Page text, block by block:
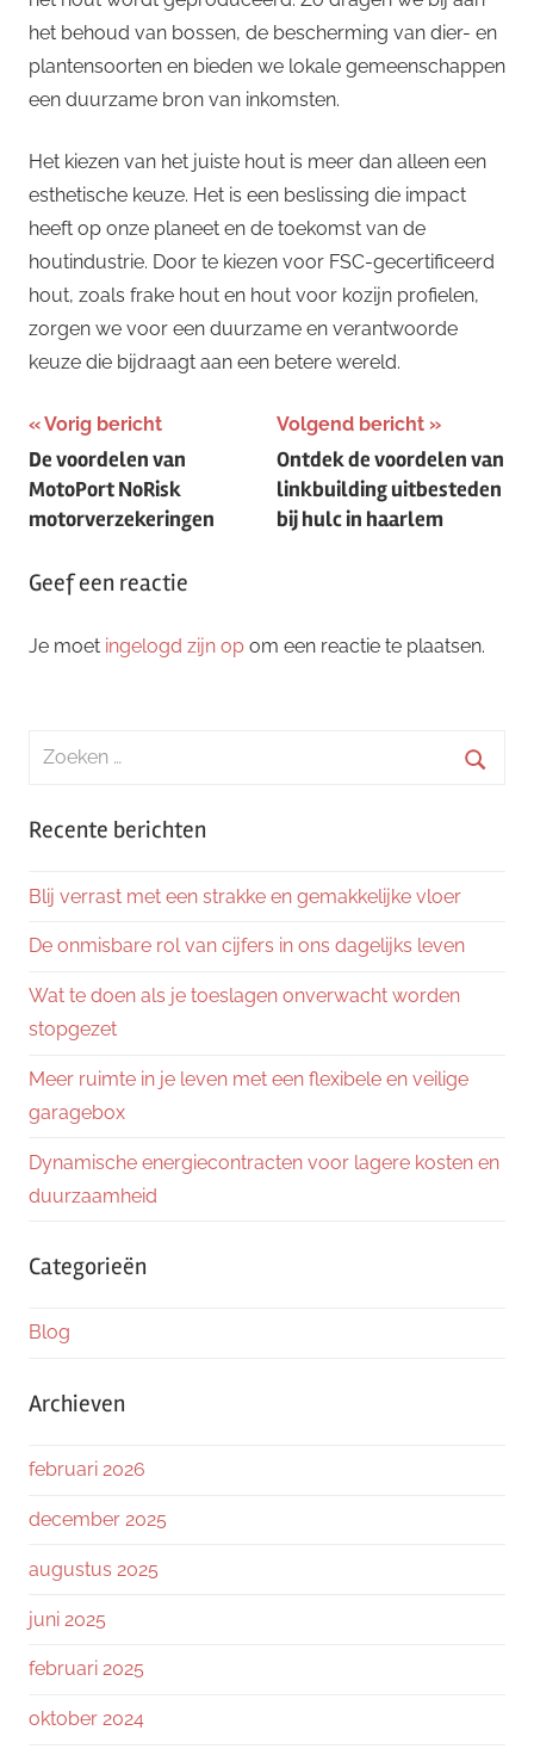
het behoud van bossen, de bescherming van dier- en
plantensoorten en bieden we lokale gemeenschappen
een duurzame bron van inkomsten.
Het kiezen van het juiste hout is meer dan alleen een
esthetische keuze. Het is een beslissing die impact
heeft op onze planeet en de toekomst van de
houtindustrie. Door te kiezen voor FSC-gecertificeerd
hout, zoals frake hout en hout voor kozijn profielen,
zorgen we voor een duurzame en verantwoorde
keuze die bijdraagt aan een betere wereld.
Bericht
navigatie
Vorig bericht
De voordelen van
MotoPort NoRisk
motorverzekeringen
Volgend bericht
Ontdek de voordelen van
linkbuilding uitbesteden
bij hulc in haarlem
Geef een reactie
Je moet ingelogd zijn op om een reactie te plaatsen.
Zoeken
Recente berichten
Blij verrast met een strakke en gemakkelijke vloer
De onmisbare rol van cijfers in ons dagelijks leven
Wat te doen als je toeslagen onverwacht worden
stopgezet
Meer ruimte in je leven met een flexibele en veilige
garagebox
Dynamische energiecontracten voor lagere kosten en
duurzaamheid
Categorieën
Blog
Archieven
februari 2026
december 2025
augustus 2025
juni 2025
februari 2025
oktober 2024